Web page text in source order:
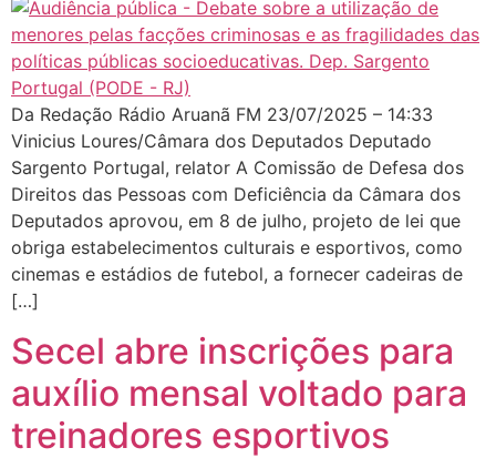
Da Redação Rádio Aruanã FM 23/07/2025 – 14:33
Vinicius Loures/Câmara dos Deputados Deputado
Sargento Portugal, relator A Comissão de Defesa dos
Direitos das Pessoas com Deficiência da Câmara dos
Deputados aprovou, em 8 de julho, projeto de lei que
obriga estabelecimentos culturais e esportivos, como
cinemas e estádios de futebol, a fornecer cadeiras de
[…]
Secel abre inscrições para
auxílio mensal voltado para
treinadores esportivos